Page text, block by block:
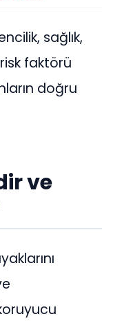
sağlık,
faktörü
doğru
ve